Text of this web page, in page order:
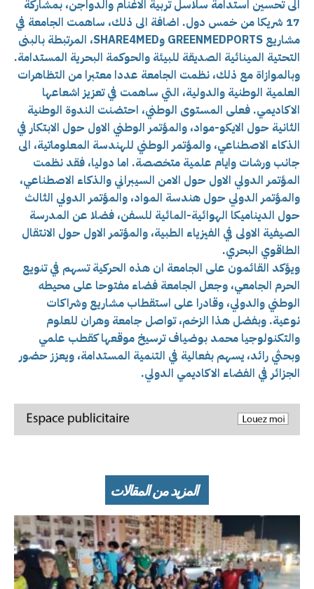
الى تحسين استدامة سلاسل تربية الاغنام والدواجن، بمشاركة
17 شريكا من خمس دول. اضافة الى ذلك، ساهمت الجامعة في
مشاريع GREENMEDPORTS وSHARE4MED، المرتبطة بالبنى
التحتية المينائية الصديقة للبيئة والحوكمة البحرية المستدامة.
وبالموازاة مع ذلك، نظمت الجامعة عددا معتبرا من التظاهرات
العلمية الوطنية والدولية، التي ساهمت في تعزيز اشعاعها
الاكاديمي. فعلى المستوى الوطني، احتضنت الندوة الوطنية
الثانية حول الايكو-مواد، والمؤتمر الوطني الاول حول الابتكار في
الذكاء الاصطناعي، والمؤتمر الوطني للهندسة المعلوماتية، الى
جانب ورشات وايام علمية متخصصة. اما دوليا، فقد نظمت
المؤتمر الدولي الاول حول الامن السيبراني والذكاء الاصطناعي،
والمؤتمر الدولي حول هندسة المواد، والمؤتمر الدولي الثالث
حول الديناميكا الهوائية-المائية للسفن، فضلا عن المدرسة
الصيفية الاولى في الفيزياء الطبية، والمؤتمر الاول حول الانتقال
الطاقوي البحري.
ويؤكد القائمون على الجامعة ان هذه الحركية تسهم في تنويع
الحرم الجامعي، وجعل الجامعة فضاء مفتوحا على محيطه
الوطني والدولي، وقادرا على استقطاب مشاريع وشراكات
نوعية. وبفضل هذا الزخم، تواصل جامعة وهران للعلوم
والتكنولوجيا محمد بوضياف ترسيخ موقعها كقطب علمي
وبحثي رائد، يسهم بفعالية في التنمية المستدامة، ويعزز حضور
الجزائر في الفضاء الاكاديمي الدولي.
المزيد من المقالات